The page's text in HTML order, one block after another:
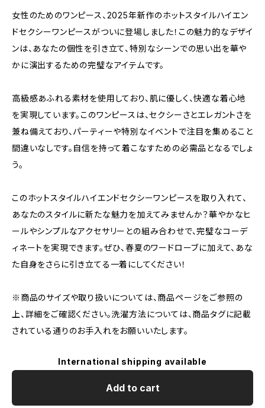
女性のためのワンピース、2025年新作のホットスタイルハイエン
ドセクシーワンピースがついに登場しました！この魅力的なデザイ
ンは、あなたの個性を引き立て、特別なシーンでの思い出を華や
かに演出するための完璧なアイテムです。
高級感あふれる素材を使用しており、肌に優しく、快適な着心地
を実現しています。このワンピースは、セクシーさとエレガントさを
兼ね備えており、パーティーや特別なイベントで注目を集めること
間違いなしです。自信を持って着こなすための必需品となるでしょ
う。
このホットスタイルハイエンドセクシーワンピースを取り入れて、
あなたのスタイルに新たな魅力を加えてみませんか？華やかなヒ
ールやシンプルなアクセサリーとの組み合わせで、完璧なコーデ
ィネートを実現できます。ぜひ、春夏のワードローブに加えて、あな
た自身をさらに引き立てる一着にしてください！
※商品のサイズや取り扱いについては、商品ページをご参照の
上、詳細をご確認ください。洗濯方法については、商品タグに記載
されている通りのお手入れをお願いいたします。
International shipping available
Add to cart